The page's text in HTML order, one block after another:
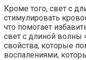
Кроме того, свет с
стимулировать
что помогает
свет с длиной волны
свойства, которые
воспалениями,